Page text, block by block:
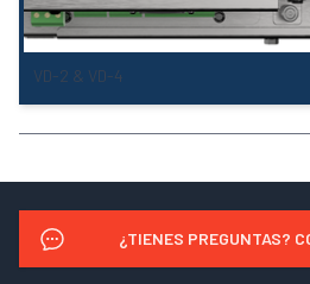
VD-2 & VD-4
¿TIENES PREGUNTAS?